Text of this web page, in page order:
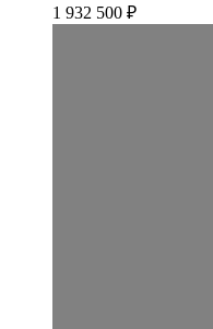
1 932 500 ₽